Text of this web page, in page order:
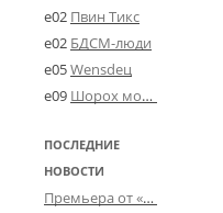
e02 Пвин Тикс
e02 БДСМ-люди
e05Wensdeц
e09 Шорох мозговины
ПОСЛЕДНИЕ
НОВОСТИ
Премьера от «Усталого королевства»: «Игорь начал»